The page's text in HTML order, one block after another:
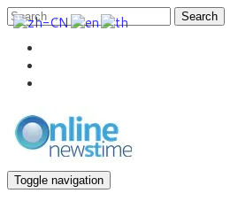
Search
Toggle navigation